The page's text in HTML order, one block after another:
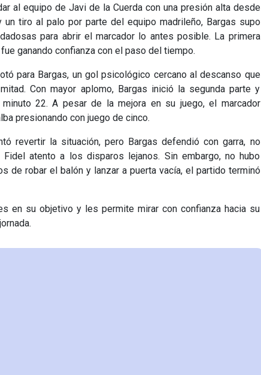
al equipo de Javi de la Cuerda con una presión alta desde
tiro al palo por parte del equipo madrileño, Bargas supo
para abrir el marcador lo antes posible. La primera
ganando confianza con el paso del tiempo.
para Bargas, un gol psicológico cercano al descanso que
Con mayor aplomo, Bargas inició la segunda parte y
22. A pesar de la mejora en su juego, el marcador
presionando con juego de cinco.
revertir la situación, pero Bargas defendió con garra, no
atento a los disparos lejanos. Sin embargo, no hubo
de robar el balón y lanzar a puerta vacía, el partido terminó
en su objetivo y les permite mirar con confianza hacia su